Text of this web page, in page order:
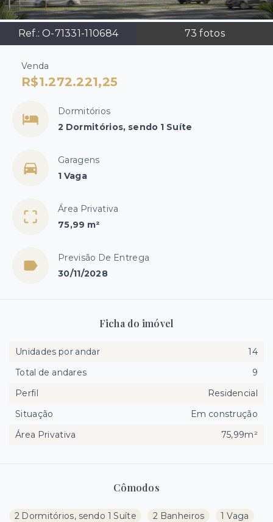
Ref.: O-71331-110684 73 fotos
Venda
R$1.272.221,25
Dormitórios
2 Dormitórios, sendo 1 Suíte
Garagens
1 Vaga
Área Privativa
75,99 m²
Previsão De Entrega
30/11/2028
Cômodos
2 Dormitórios, sendo 1 Suíte 2 Banheiros 1 Vaga
Ficha do imóvel
Unidades por andar
14
Total de andares
9
Perfil
Residencial
Situação
Em construção
Área Privativa
75,99m²